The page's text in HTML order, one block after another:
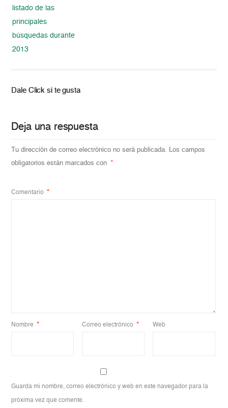
listado de las
principales
búsquedas durante
2013
Dale Click si te gusta
Deja una respuesta
Tu dirección de correo electrónico no será publicada. Los campos
obligatorios están marcados con
*
Comentario *
Nombre * Correo electrónico * Web
Guarda mi nombre, correo electrónico y web en este navegador para la
próxima vez que comente.